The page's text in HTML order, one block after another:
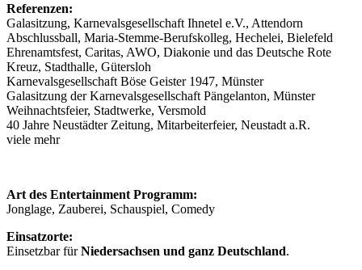
Referenzen:
Galasitzung, Karnevalsgesellschaft Ihnetel e.V., Attendorn
Abschlussball, Maria-Stemme-Berufskolleg, Hechelei, Bielefeld
Ehrenamtsfest, Caritas, AWO, Diakonie und das Deutsche Rote
Kreuz, Stadthalle, Gütersloh
Karnevalsgesellschaft Böse Geister 1947, Münster
Galasitzung der Karnevalsgesellschaft Pängelanton, Münster
Weihnachtsfeier, Stadtwerke, Versmold
40 Jahre Neustädter Zeitung, Mitarbeiterfeier, Neustadt a.R.
viele mehr
Art des Entertainment Programm:
Jonglage, Zauberei, Schauspiel, Comedy
Einsatzorte:
Einsetzbar fürNiedersachsen und ganz Deutschland.